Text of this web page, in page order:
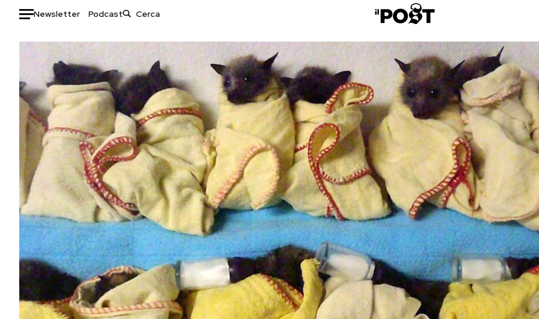
Newsletter Podcast
Auto
HOME
Italia
Politica
Tecnologia
Internet
Scienza
Cultura
Economia
Sport
Moda
Libri
Consumismi
Storie/Idee
Ok Boomer!
Media
Europa
Altrecose
Mondiali calcio 2026
PODCAST